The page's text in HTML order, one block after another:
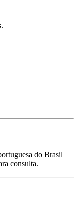
do Brasil
consulta.